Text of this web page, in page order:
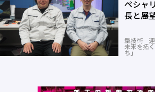
ペシャ
長と展
型技術 連
未来を拓
ち」